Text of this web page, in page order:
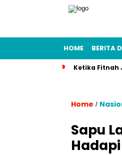
HOME BERITA
Ketika Fitnah
Home /
Sapu